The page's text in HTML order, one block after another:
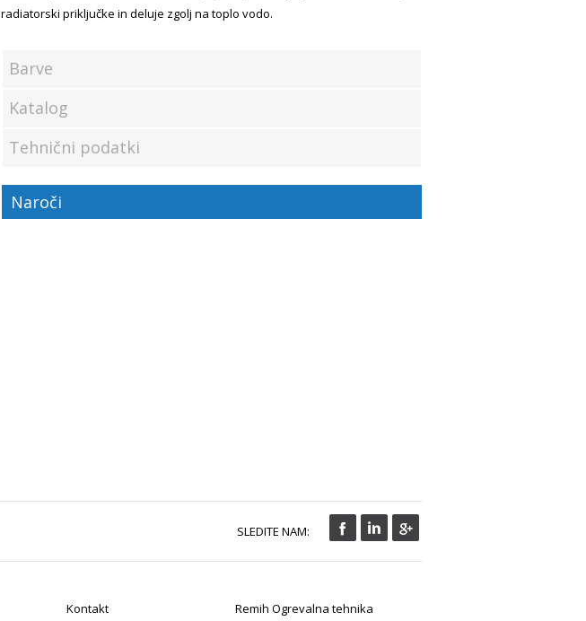
radiatorski priključke in deluje zgolj na toplo vodo.
Barve
Katalog
Tehnični podatki
Naroči
SLEDITE NAM:
Kontakt Remih Ogrevalna tehnika